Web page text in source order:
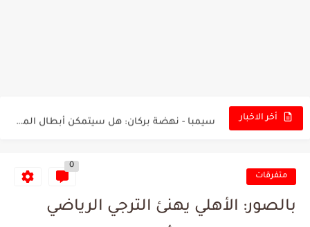
أخر الاخبار
البرنامج الكامل لنهائي البطولة بين الاتحاد المنستيري والنادي الإفريقي متفرقات
0
بالصور: الأهلي يهنئ الترجي الرياضي